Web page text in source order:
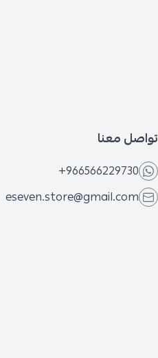
تواصل معنا
+966566229730
eseven.store@gmail.com